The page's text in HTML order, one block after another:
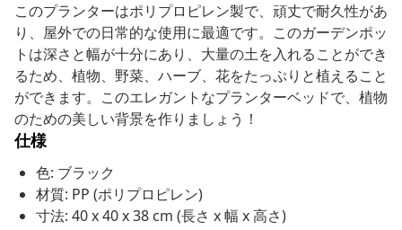
このプランターはポリプロピレン製で、頑丈で耐久性があ
り、屋外での日常的な使用に最適です。このガーデンポッ
トは深さと幅が十分にあり、大量の土を入れることができ
るため、植物、野菜、ハーブ、花をたっぷりと植えること
ができます。このエレガントなプランターベッドで、植物
のための美しい背景を作りましょう！
仕様
色: ブラック
材質: PP (ポリプロピレン)
寸法: 40 x 40 x 38 cm (長さ x 幅 x 高さ)